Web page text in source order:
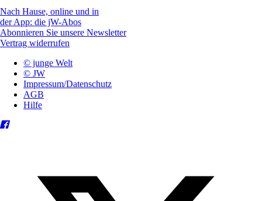
Nach Hause, online und in
der App: die jW-Abos
Abonnieren Sie unsere Newsletter
Vertrag widerrufen
© junge Welt
© JW
Impressum/Datenschutz
AGB
Hilfe